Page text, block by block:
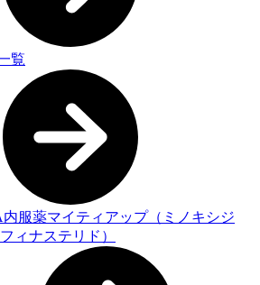
覧
服薬マイティアップ（ミノキシジ
ィナステリド）